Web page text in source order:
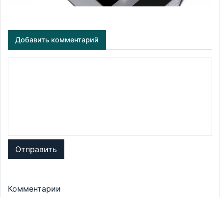
Добавить комментарий
Отправить
Комментарии